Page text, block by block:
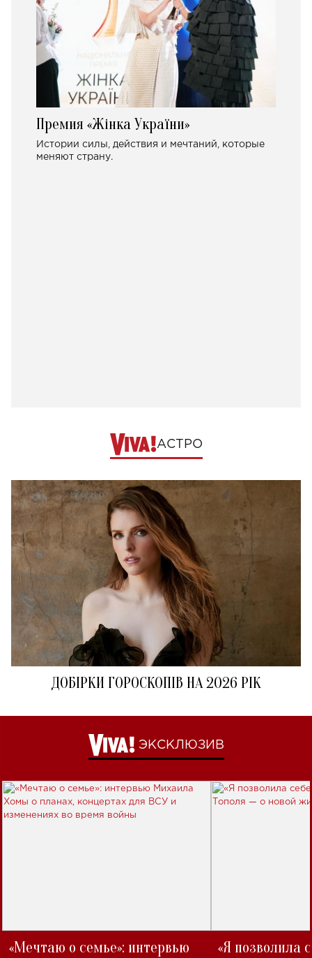
Премия «Жінка України»
Истории силы, действия и мечтаний, которые
меняют страну.
АСТРО
ДОБІРКИ ГОРОСКОПІВ НА 2026 РІК
ЭКСКЛЮЗИВ
«Мечтаю о семье»: интервью
«Я позволила